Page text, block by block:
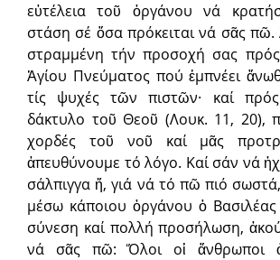
εὐτέλεια τοῦ ὀργάνου νά
στάση σέ ὅσα πρόκειται νά σᾶς πῶ.
στραμμένη τήν προσοχή σας
Ἁγίου Πνεύματος πού ἐμπνέει
τίς ψυχές τῶν πιστῶν· καί
δάκτυλο τοῦ Θεοῦ (Λουκ. 11, 20),
χορδές τοῦ νοῦ καί μᾶς
ἀπευθύνουμε τό λόγο. Καί σάν νά
σάλπιγγα ἤ, γιά νά τό πῶ πιό
μέσω κάποιου ὀργάνου ὁ
σύνεση καί πολλή προσήλωση,
νά σᾶς πῶ: Ὅλοι οἱ ἄνθρωποι